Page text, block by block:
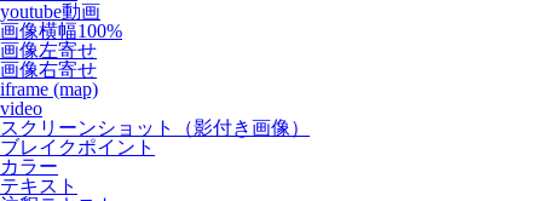
youtube動画
画像横幅100%
画像左寄せ
画像右寄せ
iframe (map)
video
スクリーンショット（影付き画像）
ブレイクポイント
カラー
テキスト